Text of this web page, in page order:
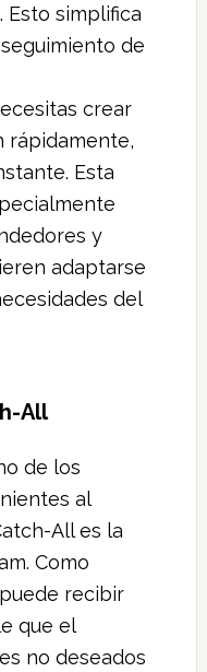
Esto simplifica
de
crear
rápidamente,
Esta
y
adaptarse
del
All
de los
al
All es la
Como
recibir
que el
no deseados